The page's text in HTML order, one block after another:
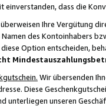
einverstanden, dass die
Ihre Vergütung
des Kontoinhabers
Option entscheiden,
Wir übersenden
Diese
unterliegen unseren